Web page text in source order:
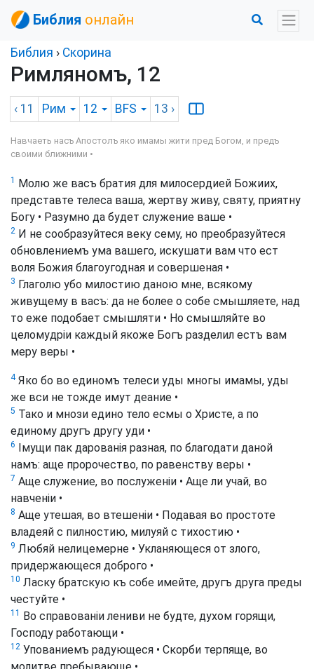
Библия онлайн
Библия › Скорина
Римляномъ, 12
‹ 11 Рим 12 BFS 13 ›
Навчаеть насъ Апостолъ яко имамы жити пред Богом, и предъ
своими ближними •
1 Молю же васъ братия для милосердией Божиих,
представте телеса ваша, жертву живу, святу, приятну
Богу • Разумно да будет служение ваше •
2 И не сообразуйтеся веку сему, но преобразуйтеся
обновлениемъ ума вашего, искушати вам что ест
воля Божия благоугодная и совершеная •
3 Глаголю убо милостию даною мне, всякому
живущему в васъ: да не более о собе смышляете, над
то еже подобает смышляти • Но смышляйте во
целомудріи каждый якоже Богъ разделил естъ вам
меру веры •
4Яко бо во единомъ телеси уды многы имамы, уды
же вси не тожде имут деание •
5 Тако и мнози едино тело есмы о Христе, а по
единому другъ другу уди •
6
Імущи пак дарованія разная, по благодати даной
намъ: аще пророчество, по равенству веры •
7 Аще служение, во послуженіи • Аще ли учай, во
навченіи •
8 Аще утешая, во втешеніи • Подавая во простоте
владеяй с пилностию, милуяй с тихостию •
9 Любяй нелицемерне • Укланяющеся от злого,
придержающеся доброго •
10 Ласку братскую къ собе имейте, другъ друга преды
честуйте •
11
Во справованіи лениви не будте, духом горящи,
Господу работающи •
12 Упованиемъ радующеся • Скорби терпяще, во